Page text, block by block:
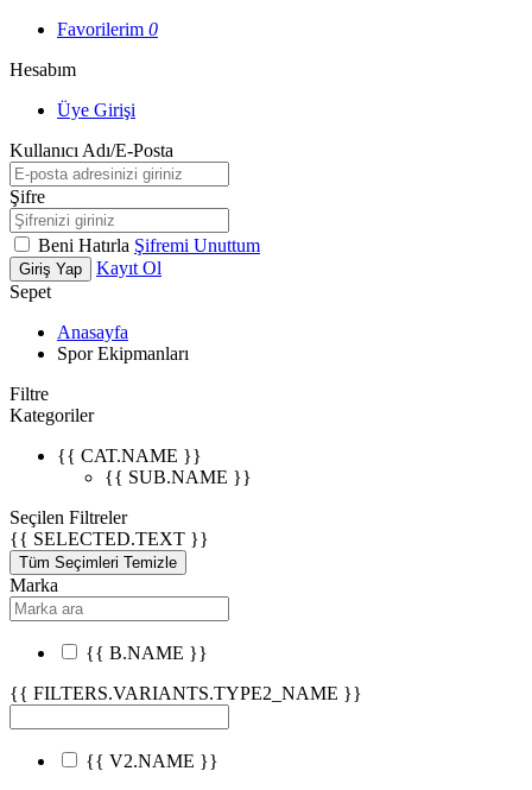
Favorilerim 0
Hesabım
Üye Girişi
Kullanıcı Adı/E-Posta
Şifre
Beni Hatırla Şifremi Unuttum
Giriş Yap
Kayıt Ol
Sepet
Anasayfa
Spor Ekipmanları
Filtre
Kategoriler
{{ CAT.NAME }}
{{ SUB.NAME }}
Seçilen Filtreler
{{ SELECTED.TEXT }}
Tüm Seçimleri Temizle
Marka
{{ B.NAME }}
{{ FILTERS.VARIANTS.TYPE2_NAME }}
{{ V2.NAME }}